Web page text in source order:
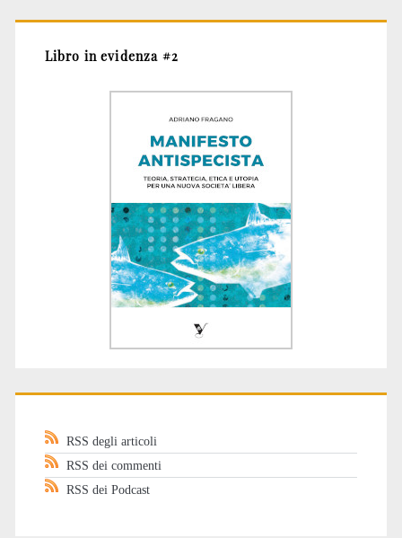
Libro in evidenza #2
RSS degli articoli
RSS dei commenti
RSS dei Podcast